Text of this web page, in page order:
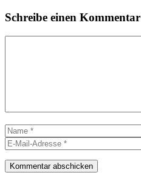
Schreibe einen Kommentar
Name